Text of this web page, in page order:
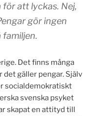
att lyckas. Nej,
gör ingen
familjen.
Det finns många
gäller pengar. Själv
socialdemokratiskt
svenska psyket
skapat en attityd till